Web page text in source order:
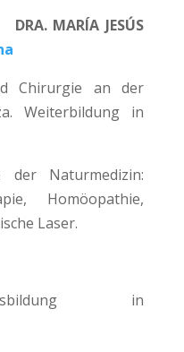
DRA. MARÍA JESÚS
Chirurgie an der
Weiterbildung in
der Naturmedizin:
Homöopathie,
Laser.
in